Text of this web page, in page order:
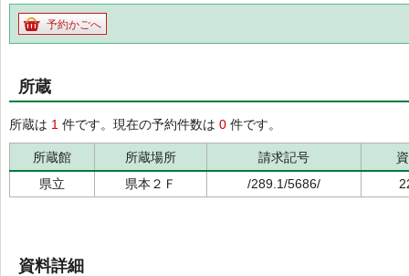
予約かごへ
所蔵
所蔵は 1 件です。現在の予約件数は 0 件です。
所蔵館 所蔵場所 請求記号
県立
県本２Ｆ /289.1/5686/
資料詳細